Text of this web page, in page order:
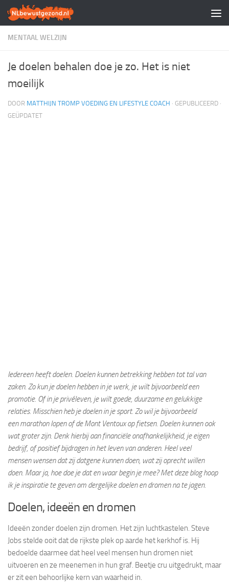
Doorgaan naar inhoud
MENTAAL WELZIJN
Je doelen behalen doe je zo. Het is niet
moeilijk
DOOR MATTHIJN TROMP VOEDING EN LIFESTYLE COACH · GEPUBLICEERD ·
GEÜPDATET
Iedereen heeft doelen. Doelen kunnen betrekking hebben tot tal van
zaken. Zo kun je doelen hebben in je werk, je wilt bijvoorbeeld een
promotie. Of in je privéleven, je wilt goede, duurzame en gelukkige
relaties. Misschien heb je doelen in je sport. Zo wil je bijvoorbeeld
een marathon lopen of de Mont Ventoux op fietsen. Doelen kunnen ook
wat groter zijn. Denk hierbij aan financiële onafhankelijkheid, je eigen
bedrijf, of positief bijdragen in het leven van anderen. Heel veel
mensen wensen dat zij datgene kunnen doen, wat zij oprecht willen
doen. Maar ja, hoe doe je dat en waar begin je mee? Met deze blog hoop
ik je inspiratie te geven om dergelijke doelen en dromen na te jagen.
Doelen, ideeën en dromen
Ideeën zonder doelen zijn dromen. Het zijn luchtkastelen. Steve
Jobs stelde ooit dat de rijkste plek op aarde het kerkhof is. Hij
bedoelde daarmee dat heel veel mensen hun dromen niet
uitvoeren en ze meenemen in hun graf. Beetje cru uitgedrukt, maar
er zit een behoorlijke kern van waarheid in.